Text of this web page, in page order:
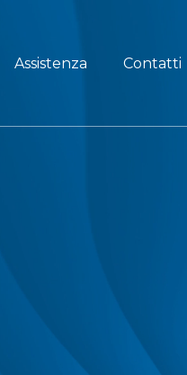
Assistenza Contatti